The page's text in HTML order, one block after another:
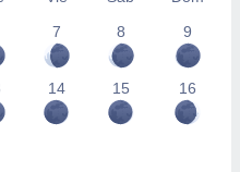
7 8 9
14 15 16